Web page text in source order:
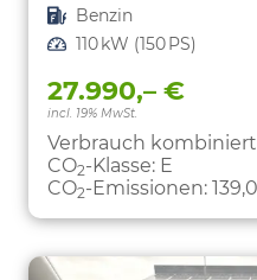
Kraftstoff Benzin
Leistung 110 kW (150 PS)
27.990,– €
incl. 19% MwSt.
Verbrauch
CO2-Klasse: E
CO2-Emissionen: